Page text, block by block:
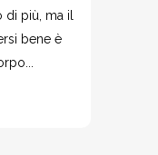
di più, ma il
bene è